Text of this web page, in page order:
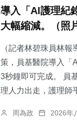
導入「AI護理紀
大幅縮減。（照
（記者林碧珠員林
策，員基醫院導入「
3秒鐘即可完成。 員
理人力出走，護理師
周為政 2026年